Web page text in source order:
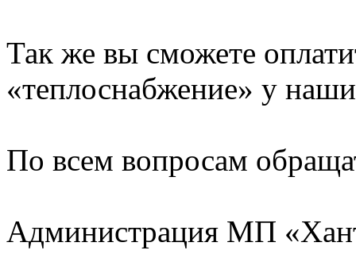
Так же вы сможете
«теплоснабжение» у
По всем вопросам
Администрация МП